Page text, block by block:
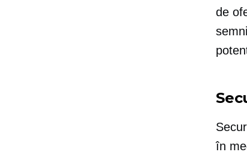
de
în